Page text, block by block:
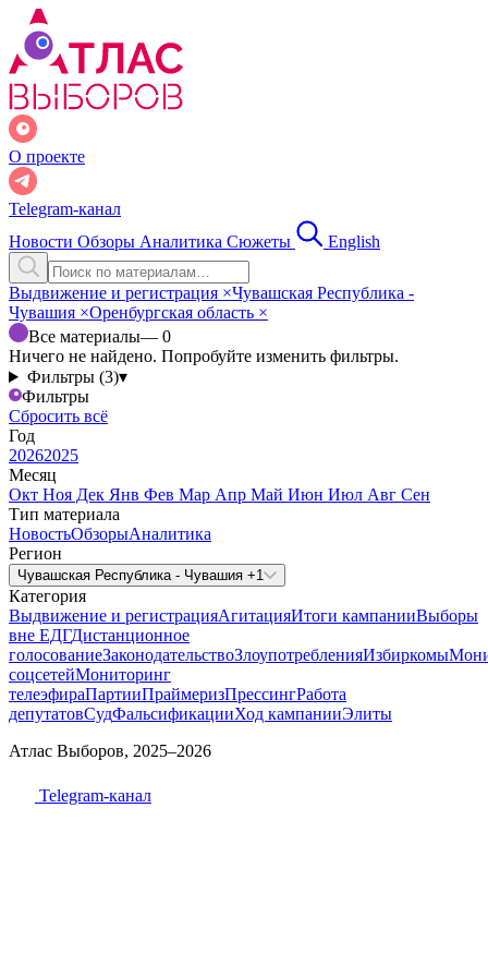
О проекте
Telegram-канал
Новости Обзоры Аналитика Сюжеты English
Выдвижение и регистрация ×Чувашская Республика -
Чувашия ×Оренбургская область ×
Все материалы— 0
Ничего не найдено. Попробуйте изменить фильтры.
Фильтры (3)▾
Фильтры
Сбросить всё
Год
20262025
Месяц
Окт Ноя Дек Янв Фев Мар Апр Май Июн Июл Авг Сен
Тип материала
НовостьОбзорыАналитика
Регион
Чувашская Республика - Чувашия +1
Категория
Выдвижение и регистрацияАгитацияИтоги кампанииВыборы
вне ЕДГДистанционное
голосованиеЗаконодательствоЗлоупотребленияИзбиркомы
соцсетейМониторинг
телеэфираПартииПраймеризПрессингРабота
депутатовСудФальсификацииХод кампанииЭлиты
Атлас Выборов, 2025–2026
Telegram-канал